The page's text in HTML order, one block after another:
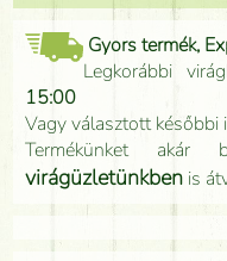
Gyors termék,
Legkorábbi
15:00
Vagy választott későbbi
Termékünket akár
virágüzletünkben is